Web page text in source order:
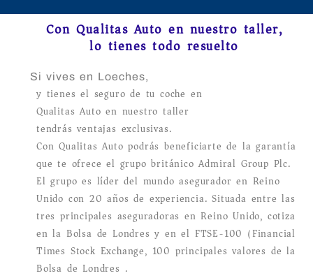
Con Qualitas Auto en nuestro taller,
lo tienes todo resuelto
Si vives en Loeches,
y tienes el seguro de tu coche en
Qualitas Auto en nuestro taller
tendrás ventajas exclusivas.
Con Qualitas Auto podrás beneficiarte de la garantía
que te ofrece el grupo británico Admiral Group Plc.
El grupo es líder del mundo asegurador en Reino
Unido con 20 años de experiencia. Situada entre las
tres principales aseguradoras en Reino Unido, cotiza
en la Bolsa de Londres y en el FTSE-100 (Financial
Times Stock Exchange, 100 principales valores de la
Bolsa de Londres).